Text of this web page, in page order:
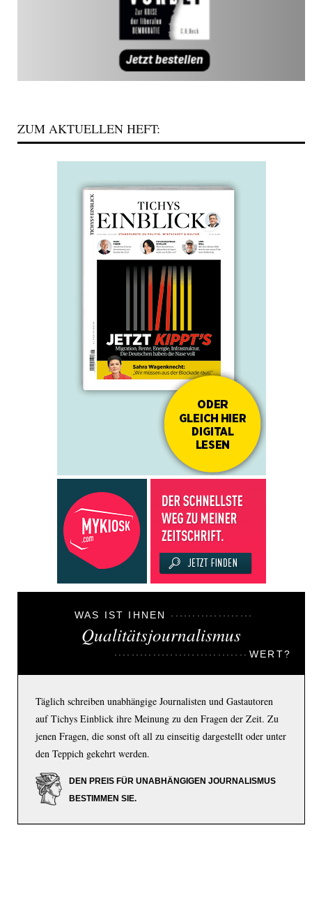
ZUM AKTUELLEN HEFT:
WAS IST IHNEN
Qualitätsjournalismus
WERT?
Täglich schreiben unabhängige Journalisten und Gastautoren
auf Tichys Einblick ihre Meinung zu den Fragen der Zeit. Zu
jenen Fragen, die sonst oft all zu einseitig dargestellt oder unter
den Teppich gekehrt werden.
DEN PREIS FÜR UNABHÄNGIGEN JOURNALISMUS
BESTIMMEN SIE.